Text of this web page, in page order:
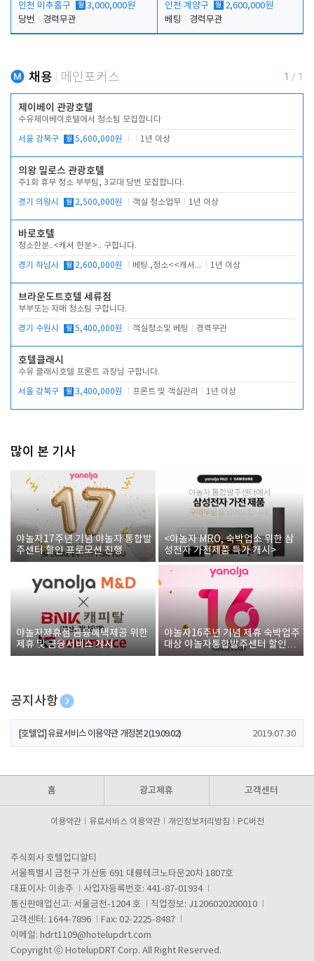
인천 미추홀구 월 3,000,000원
당번
경력무관
인천 계양구 월 2,600,000원
베팅
경력무관
채용 메인포커스 1 / 1
제이베이 관광호텔
수유제이베이호텔에서 청소팀 모집합니다
서울 강북구 월 5,600,000원 1년 이상
의왕 밀로스 관광호텔
주1회 휴무 청소 부부팀, 3교대 당번 모집합니다.
경기 의왕시 월 2,500,000원 객실 청소업무 1년 이상
바로호텔
청소한분..<캐셔 한분>.. 구합니다.
경기 하남시 월 2,600,000원 베팅.,청소<<캐셔 모셔봅니다. 1년 이상
브라운도트호텔 세류점
부부또는 자매 청소팀 구합니다.
경기 수원시 월 5,400,000원 객실청소및 베팅 경력무관
호텔클래시
수유 클래시호텔 프론트 과장님 구합니다.
서울 강북구 월 3,400,000원 프론트 및 객실관리 1년 이상
많이 본 기사
야놀자17주년 기념 야놀자 통합발
주센터 할인 프로모션 진행
<야놀자 MRO, 숙박업소 위한 삼
성전자 가전제품 특가 개시>
야놀자제휴점 금융혜택제공 위한
제휴 및 금융서비스 게시
야놀자16주년 기념 제휴 숙박업주
대상 야놀자통합발주센터 할인쿠
폰 증정
공지사항
[호텔업] 개인정보 처리방침 개정본1 (19.09.02)
[호텔업] 유료서비스 이용약관 개정본2 (19.09.02) 2019.07.30
홈 광고제휴 고객센터
이용약관 유료서비스 이용약관 개인정보처리방침 PC버전
주식회사 호텔업디알티
서울특별시 금천구 가산동 691 대륭테크노타운20차 1807호
대표이사: 이송주
사업자등록번호: 441-87-01934
통신판매업신고: 서울금천-1204 호
직업정보: J1206020200010
고객센터: 1644-7896
Fax: 02-2225-8487
이메일: hdrt1109@hotelupdrt.com
Copyright ⓒ HotelupDRT Corp. All Right Reserved.